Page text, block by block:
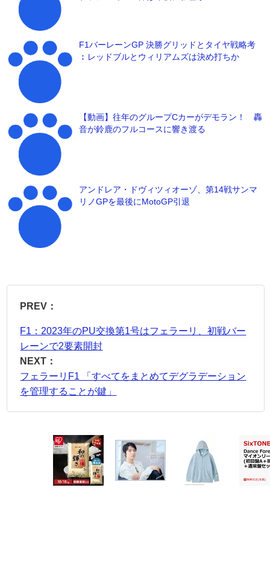
F1バーレーンGP 決勝グリッドとタイヤ戦略考
︰レッドブルとウィリアムズは決め打ちか
【動画】往年のグループCカーがデモラン！ 轟
音が鈴鹿のフルコースに響き渡る
アンドレア・ドヴィツィオーゾ、第14戦サンマ
リノGPを最後にMotoGP引退
PREV：
F1：2023年のPU交換第1号はフェラーリ、初戦バー
レーンで2要素開封
NEXT：
フェラーリF1 「すべてをまとめてデグラデーション
を管理することが鍵」